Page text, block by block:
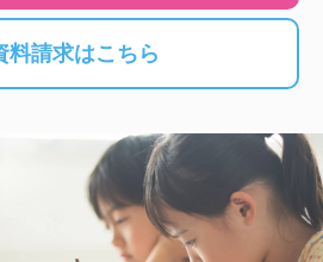
料請求はこちら